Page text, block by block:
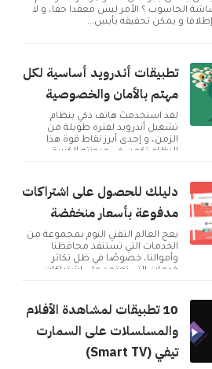
الحاسوب ؟ الأمر ليس معقدا حقا، و لا
و يمكن تحقيقه بأبس...
تطبيقات أندرويد أساسية لكل
مهتم بالأمان والخصوصية
لقد استخدمتُ هاتف ذكي بنظام
تشغيل أندرويد لفترة طويلة من
الزمن، و إحدى أبرز نقاط قوة هذا
النظام تكمن في مرونته الكبيرة
دليلك للحصول على اشتراكات
مدفوعة بأسعار منخفضة
يعج العالم التقني اليوم بمجموعة من
الخدمات التي تستنفذ محافظنا
وأموالنا، خصوصًا في ظل تكاثر
خدمات التي تعتمد على اشتراكات
10 تطبيقات لمشاهدة الأفلام
والمسلسلات على السمارت
تيفي (Smart TV)